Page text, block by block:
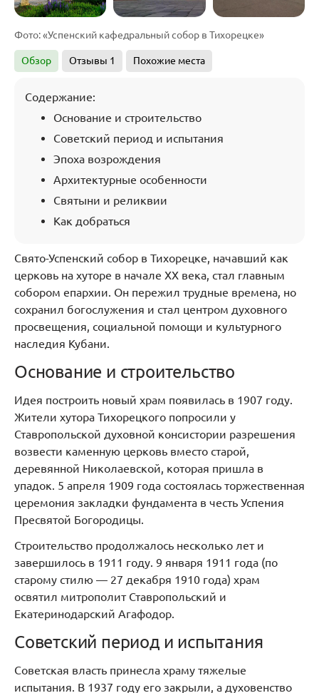
Фото: «Успенский кафедральный собор в Тихорецке»
Обзор Отзывы 1 Похожие места
Содержание:
Основание и строительство
Советский период и испытания
Эпоха возрождения
Архитектурные особенности
Святыни и реликвии
Как добраться
Свято-Успенский собор в Тихорецке, начавший как
церковь на хуторе в начале XX века, стал главным
собором епархии. Он пережил трудные времена, но
сохранил богослужения и стал центром духовного
просвещения, социальной помощи и культурного
наследия Кубани.
Основание и строительство
Идея построить новый храм появилась в 1907 году.
Жители хутора Тихорецкого попросили у
Ставропольской духовной консистории разрешения
возвести каменную церковь вместо старой,
деревянной Николаевской, которая пришла в
упадок. 5 апреля 1909 года состоялась торжественная
церемония закладки фундамента в честь Успения
Пресвятой Богородицы.
Строительство продолжалось несколько лет и
завершилось в 1911 году. 9 января 1911 года (по
старому стилю — 27 декабря 1910 года) храм
освятил митрополит Ставропольский и
Екатеринодарский Агафодор.
Советский период и испытания
Советская власть принесла храму тяжелые
испытания. В 1937 году его закрыли, а духовенство